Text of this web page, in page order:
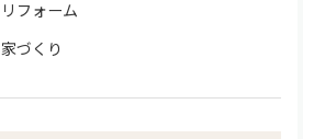
リフォーム
家づくり